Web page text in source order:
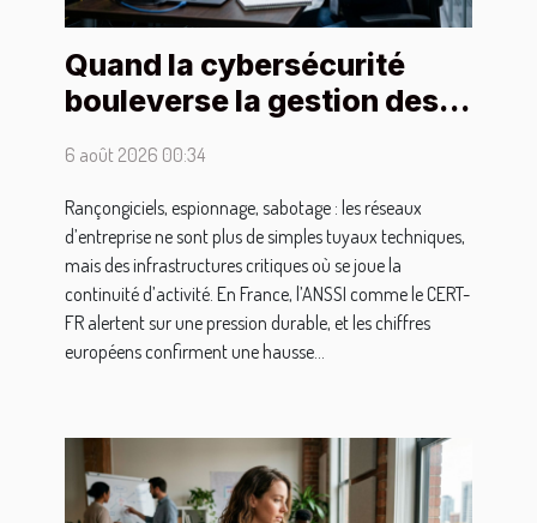
Quand la cybersécurité
bouleverse la gestion des
6 août 2026 00:34
Rançongiciels, espionnage, sabotage : les réseaux
d’entreprise ne sont plus de simples tuyaux techniques,
mais des infrastructures critiques où se joue la
continuité d’activité. En France, l’ANSSI comme le CERT-
FR alertent sur une pression durable, et les chiffres
européens confirment une hausse...